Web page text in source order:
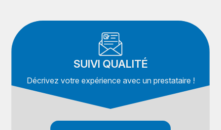
SUIVI QUALITÉ
Décrivez votre expérience avec un prestataire !